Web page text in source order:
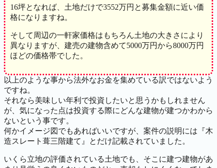
16坪となれば、土地だけで3552万円と募集金額に近い価
格になりますね。
そして周辺の一軒家価格はもちろん土地の大きさにより
異なりますが、建売の建物含めて5000万円から8000万円
ほどの価格帯でした。
以上のような事から法外なお金を集めている訳ではないよう
ですね。
それなら美味しい年利で投資したいと思うかもしれません
が、気になった点は投資する際にどんな建物が建つかわから
ないという事です。
何かイメージ図でもあればいいですが、案件の説明には『木
造スレート葺三階建て』とだけ記載されていました。
いくら立地の評価されている土地でも、そこに建つ建物があ